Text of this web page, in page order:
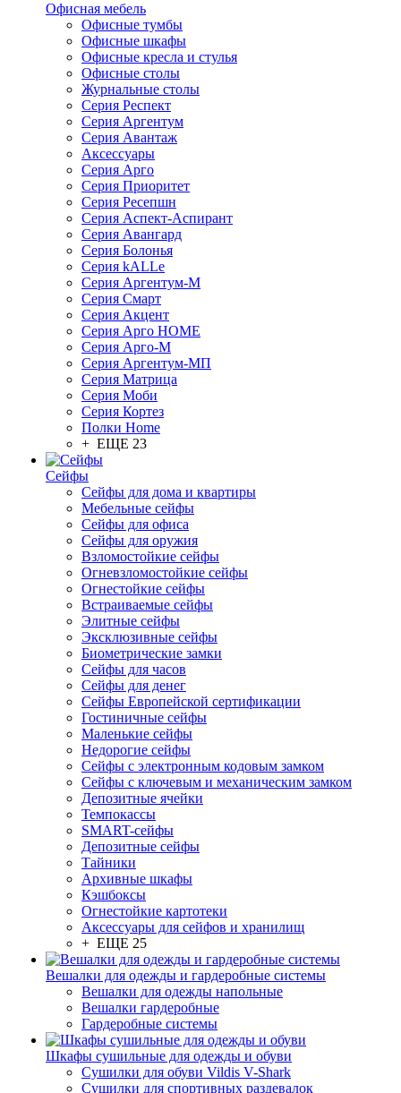
Офисная мебель
Офисные тумбы
Офисные шкафы
Офисные кресла и стулья
Офисные столы
Журнальные столы
Серия Респект
Серия Аргентум
Серия Авантаж
Аксессуары
Серия Арго
Серия Приоритет
Серия Ресепшн
Серия Аспект-Аспирант
Серия Авангард
Серия Болонья
Серия kALLe
Серия Аргентум-М
Серия Смарт
Серия Акцент
Серия Арго HOME
Серия Арго-М
Серия Аргентум-МП
Серия Матрица
Серия Моби
Серия Кортез
Полки Home
+ ЕЩЕ 23
Сейфы
Сейфы для дома и квартиры
Мебельные сейфы
Сейфы для офиса
Сейфы для оружия
Взломостойкие сейфы
Огневзломостойкие сейфы
Огнестойкие сейфы
Встраиваемые сейфы
Элитные сейфы
Эксклюзивные сейфы
Биометрические замки
Сейфы для часов
Сейфы для денег
Сейфы Европейской сертификации
Гостиничные сейфы
Маленькие сейфы
Недорогие сейфы
Сейфы с электронным кодовым замком
Сейфы с ключевым и механическим замком
Депозитные ячейки
Темпокассы
SMART-сейфы
Депозитные сейфы
Тайники
Архивные шкафы
Кэшбоксы
Огнестойкие картотеки
Аксессуары для сейфов и хранилищ
+ ЕЩЕ 25
Вешалки для одежды и гардеробные системы
Вешалки для одежды напольные
Вешалки гардеробные
Гардеробные системы
Шкафы сушильные для одежды и обуви
Сушилки для обуви Vildis V-Shark
Сушилки для спортивных раздевалок